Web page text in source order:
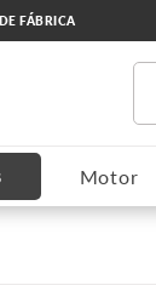
FÁBRICA
Motor